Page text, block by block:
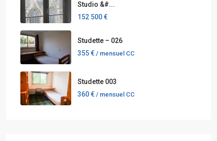
Studio &#...
152 500 €
Studette – 026
355 € / mensuel CC
Studette 003
360 € / mensuel CC